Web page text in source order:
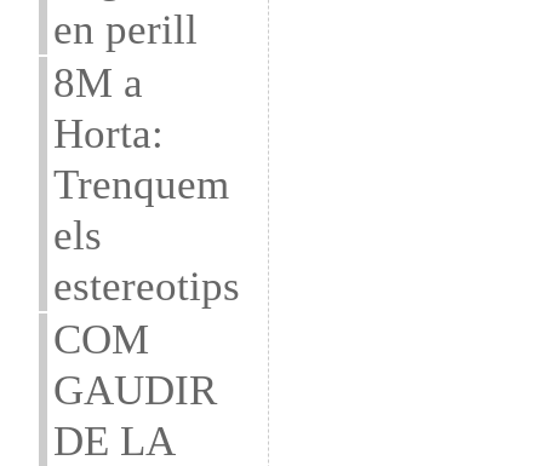
en perill
8M a
Horta:
Trenquem
els
estereotips
COM
GAUDIR
DE LA